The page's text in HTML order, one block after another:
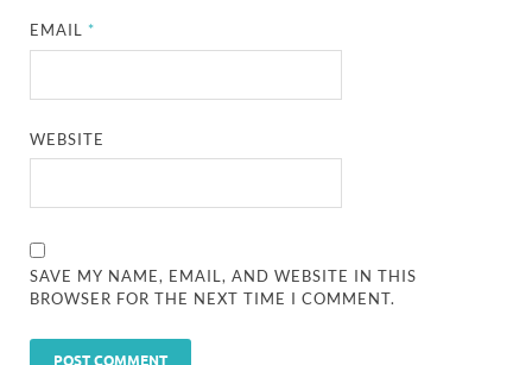
EMAIL*
WEBSITE
SAVE MY NAME, EMAIL, AND WEBSITE IN THIS
BROWSER FOR THE NEXT TIME I COMMENT.